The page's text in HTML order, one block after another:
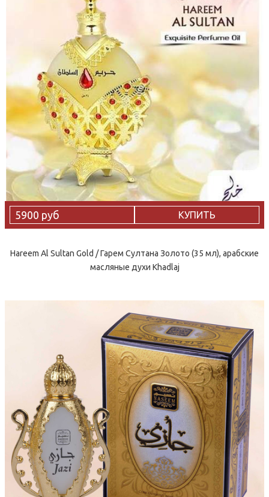
5900 руб КУПИТЬ
Hareem Al Sultan Gold / Гарем Султана Золото (35 мл), арабские
масляные духи Khadlaj